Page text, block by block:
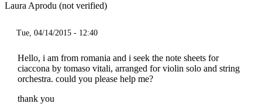
Laura Aprodu (not verified)
Tue, 04/14/2015 - 12:40
Hello, i am from romania and i seek the note sheets for
ciaccona by tomaso vitali, arranged for violin solo and string
orchestra. could you please help me?
thank you